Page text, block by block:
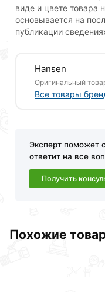
Для приобретения
Условия доставки
душа, хром, 12*25
действительны в
доставки или
виде и цвете товара
основывается на
публикации
Hansen
Оригинальный
Все товары
Эксперт поможет
ответит на все
Получить
Похожие